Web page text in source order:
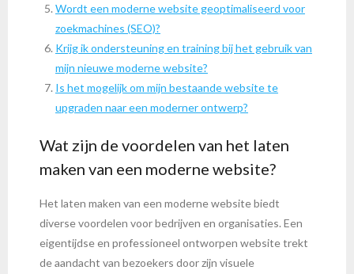
Wordt een moderne website geoptimaliseerd voor
zoekmachines (SEO)?
Krijg ik ondersteuning en training bij het gebruik van
mijn nieuwe moderne website?
Is het mogelijk om mijn bestaande website te
upgraden naar een moderner ontwerp?
Wat zijn de voordelen van het laten
maken van een moderne website?
Het laten maken van een moderne website biedt
diverse voordelen voor bedrijven en organisaties. Een
eigentijdse en professioneel ontworpen website trekt
de aandacht van bezoekers door zijn visuele